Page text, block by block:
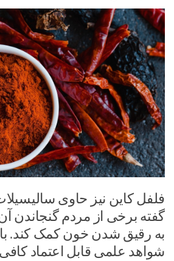
فلفل کاین نیز حاوی
گفته برخی از مردم گنجاندن
به رقیق شدن خون کمک کند. با
شواهد علمی قابل اعتماد کافی